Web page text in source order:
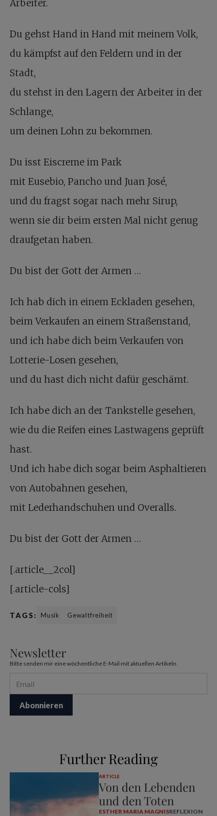
Arbeiter.
Du gehst Hand in Hand mit meinem Volk,
du kämpfst auf den Feldern und in der
Stadt,
du stehst in den Lagern der Arbeiter in der
Schlange,
um deinen Lohn zu bekommen.
Du isst Eiscreme im Park
mit Eusebio, Pancho und Juan José,
und du fragst sogar nach mehr Sirup,
wenn sie dir beim ersten Mal nicht genug
draufgetan haben.
Du bist der Gott der Armen …
Ich hab dich in einem Eckladen gesehen,
beim Verkaufen an einem Straßenstand,
und ich habe dich beim Verkaufen von
Lotterie-Losen gesehen,
und du hast dich nicht dafür geschämt.
Ich habe dich an der Tankstelle gesehen,
wie du die Reifen eines Lastwagens geprüft
hast.
Und ich habe dich sogar beim Asphaltieren
von Autobahnen gesehen,
mit Lederhandschuhen und Overalls.
Du bist der Gott der Armen …
[.article__2col]
[.article-cols]
TAGS: Musik Gewaltfreiheit
Newsletter
Bitte senden mir eine wöchentliche E-Mail mit aktuellen Artikeln.
Further Reading
ARTICLE
Von den Lebenden
und den Toten
ESTHER MARIA MAGNISREFLEXION